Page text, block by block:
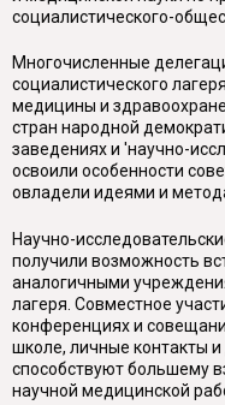
социалистического-
Многочисленные
социалистического
медицины и
стран народной
заведениях и 'научно-
освоили особенности
овладели идеями и
Научно-
получили возможность
аналогичными
лагеря. Совместное
конференциях и
школе, личные контакты
способствуют большему
научной медицинской